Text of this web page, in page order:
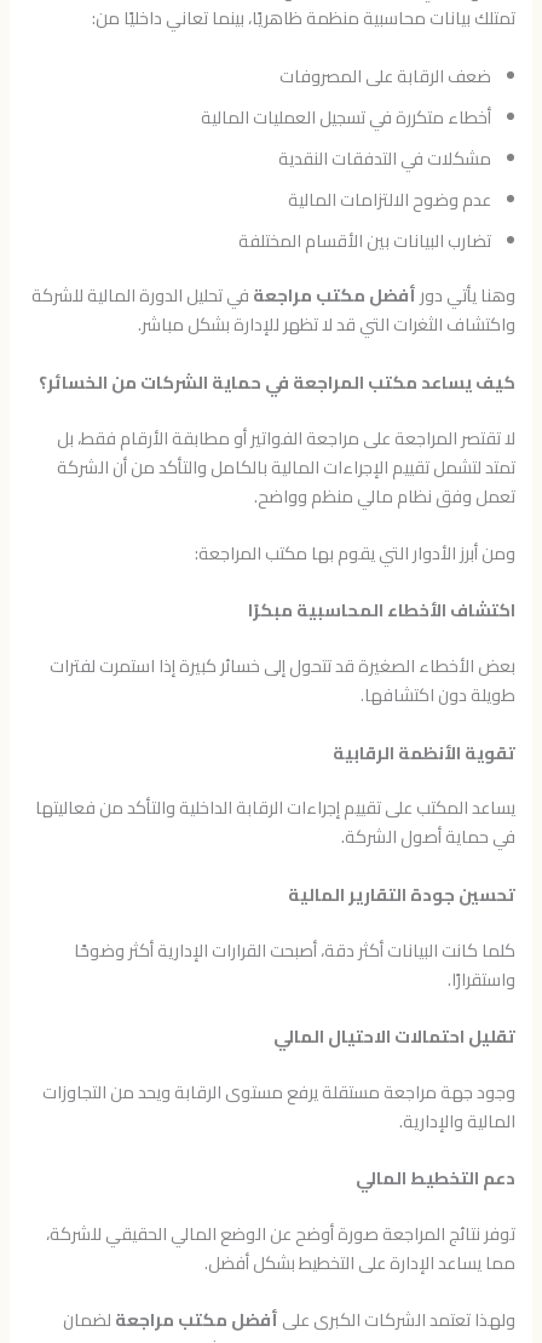
تمتلك بيانات محاسبية منظمة ظاهريًا، بينما تعاني داخليًا من:
ضعف الرقابة على المصروفات
أخطاء متكررة في تسجيل العمليات المالية
مشكلات في التدفقات النقدية
عدم وضوح الالتزامات المالية
تضارب البيانات بين الأقسام المختلفة
وهنا يأتي دورأفضل مكتب مراجعةفي تحليل الدورة المالية للشركة
واكتشاف الثغرات التي قد لا تظهر للإدارة بشكل مباشر.
كيف يساعد مكتب المراجعة في حماية الشركات من الخسائر؟
لا تقتصر المراجعة على مراجعة الفواتير أو مطابقة الأرقام فقط، بل
تمتد لتشمل تقييم الإجراءات المالية بالكامل والتأكد من أن الشركة
تعمل وفق نظام مالي منظم وواضح.
ومن أبرز الأدوار التي يقوم بها مكتب المراجعة:
اكتشاف الأخطاء المحاسبية مبكرًا
بعض الأخطاء الصغيرة قد تتحول إلى خسائر كبيرة إذا استمرت لفترات
طويلة دون اكتشافها.
تقوية الأنظمة الرقابية
يساعد المكتب على تقييم إجراءات الرقابة الداخلية والتأكد من فعاليتها
في حماية أصول الشركة.
تحسين جودة التقارير المالية
كلما كانت البيانات أكثر دقة، أصبحت القرارات الإدارية أكثر وضوحًا
واستقرارًا.
تقليل احتمالات الاحتيال المالي
وجود جهة مراجعة مستقلة يرفع مستوى الرقابة ويحد من التجاوزات
المالية والإدارية.
دعم التخطيط المالي
توفر نتائج المراجعة صورة أوضح عن الوضع المالي الحقيقي للشركة،
مما يساعد الإدارة على التخطيط بشكل أفضل.
ولهذا تعتمد الشركات الكبرى علىأفضل مكتب مراجعةلضمان